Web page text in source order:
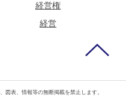
経営権
経営
図表、情報等の無断掲載を禁止します。